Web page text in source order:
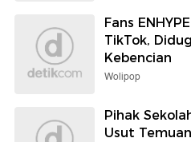
Fans
TikTok,
Kebencian
Wolipop
Pihak
Usut